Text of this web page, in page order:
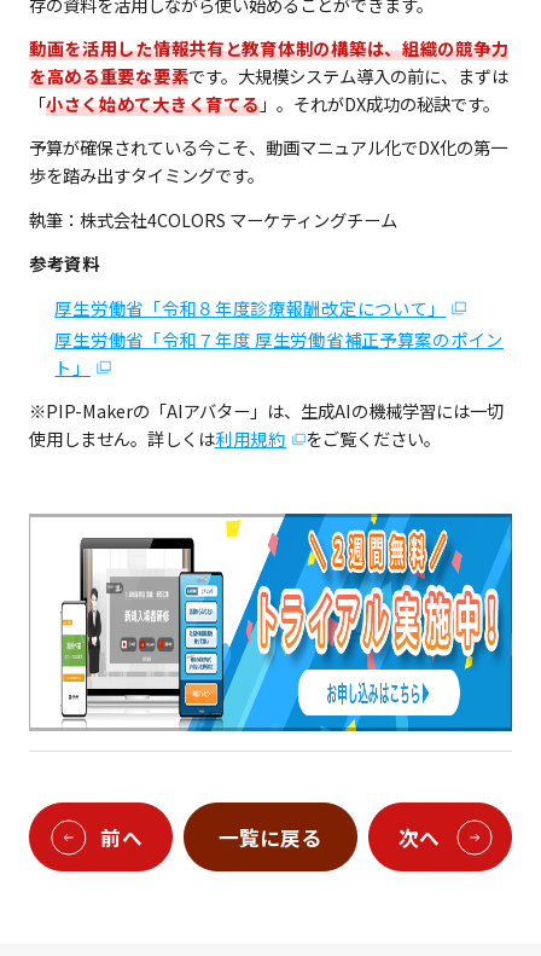
動画を活用した情報共有と教育体制の構築は、組織の競争力
を高める重要な要素です。大規模システム導入の前に、まずは
「小さく始めて大きく育てる」。それがDX成功の秘訣です。
予算が確保されている今こそ、動画マニュアル化でDX化の第一
歩を踏み出すタイミングです。
執筆：株式会社4COLORS マーケティングチーム
参考資料
厚生労働省「令和８年度診療報酬改定について」
厚生労働省「令和７年度 厚生労働省補正予算案のポイン
ト」
※PIP-Makerの「AIアバター」は、生成AIの機械学習には一切
使用しません。詳しくは利用規約 をご覧ください。
前へ 一覧に戻る 次へ